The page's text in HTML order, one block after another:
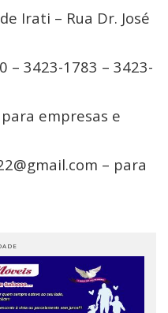
Irati – Rua Dr. José
– 3423-1783 – 3423-
empresas e
– para